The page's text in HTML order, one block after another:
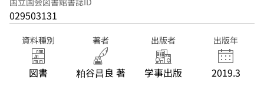
029503131
資料種別
図書
著者
粕谷昌良 著
出版者
学事出版
出版年
2019.3